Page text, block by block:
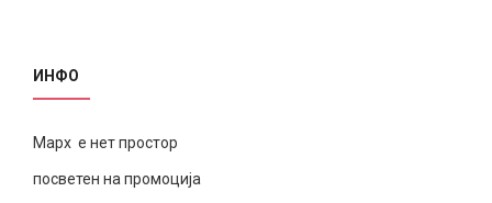
ИНФО
Марх е нет простор
посветен на промоција